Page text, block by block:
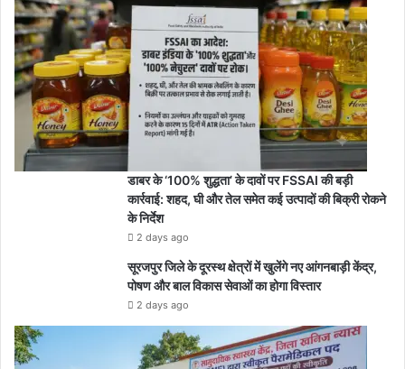
डाबर के ‘100% शुद्धता’ के दावों पर FSSAI की बड़ी
कार्रवाई: शहद, घी और तेल समेत कई उत्पादों की बिक्री रोकने
के निर्देश
2 days ago
सूरजपुर जिले के दूरस्थ क्षेत्रों में खुलेंगे नए आंगनबाड़ी केंद्र,
पोषण और बाल विकास सेवाओं का होगा विस्तार
2 days ago